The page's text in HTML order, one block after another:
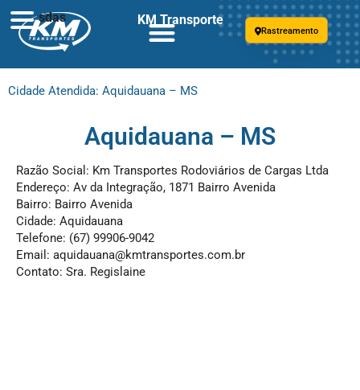
Rastreamento
Cidade Atendida: Aquidauana – MS
Aquidauana – MS
Razão Social: Km Transportes Rodoviários de Cargas Ltda
Endereço: Av da Integração, 1871 Bairro Avenida
Bairro: Bairro Avenida
Cidade: Aquidauana
Telefone: (67) 99906-9042
Email: aquidauana@kmtransportes.com.br
Contato: Sra. Regislaine
sdas KM Transporte